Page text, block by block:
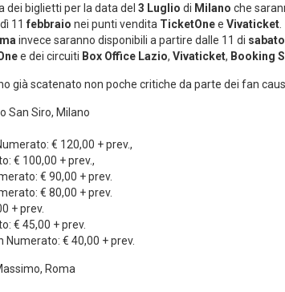
dei biglietti per la data del 3 Luglio di Milano che
11 febbraio nei punti vendita TicketOnee Vivaticket
invece saranno disponibili a partire dalle 11 di
e dei circuiti Box Office Lazio, Vivaticket, Booking
già scatenato non poche critiche da parte dei fan
San Siro, Milano
€ 120,00 + prev.,
€ 100,00 + prev.,
€ 90,00 + prev.
€ 80,00 + prev.
+ prev.
€ 45,00 + prev.
Numerato: € 40,00 + prev.
Roma